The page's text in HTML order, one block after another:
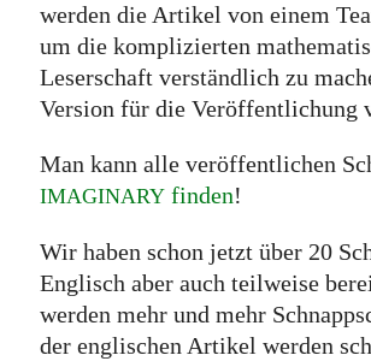
werden die Artikel von einem
um die komplizierten
Leserschaft verständlich zu
Version für die Veröffentlichung
Man kann alle veröffentlichen
IMAGINARY finden!
Wir haben schon jetzt über 20
Englisch aber auch teilweise
werden mehr und mehr
der englischen Artikel werden